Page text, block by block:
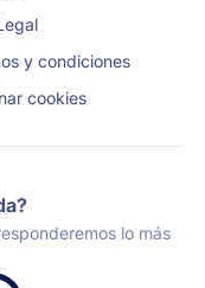
y condiciones
cookies
lo más